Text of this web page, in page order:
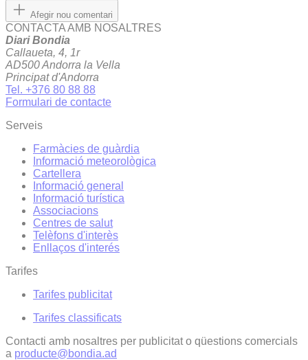
Afegir nou comentari
CONTACTA AMB NOSALTRES
Diari Bondia
Callaueta, 4, 1r
AD500 Andorra la Vella
Principat d'Andorra
Tel. +376 80 88 88
Formulari de contacte
Serveis
Farmàcies de guàrdia
Informació meteorològica
Cartellera
Informació general
Informació turística
Associacions
Centres de salut
Telèfons d'interès
Enllaços d'interés
Tarifes
Tarifes publicitat
Tarifes classificats
Contacti amb nosaltres per publicitat o qüestions comercials
a producte@bondia.ad